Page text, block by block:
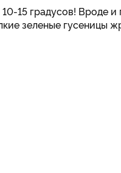
15 градусов! Вроде
зеленые гусеницы